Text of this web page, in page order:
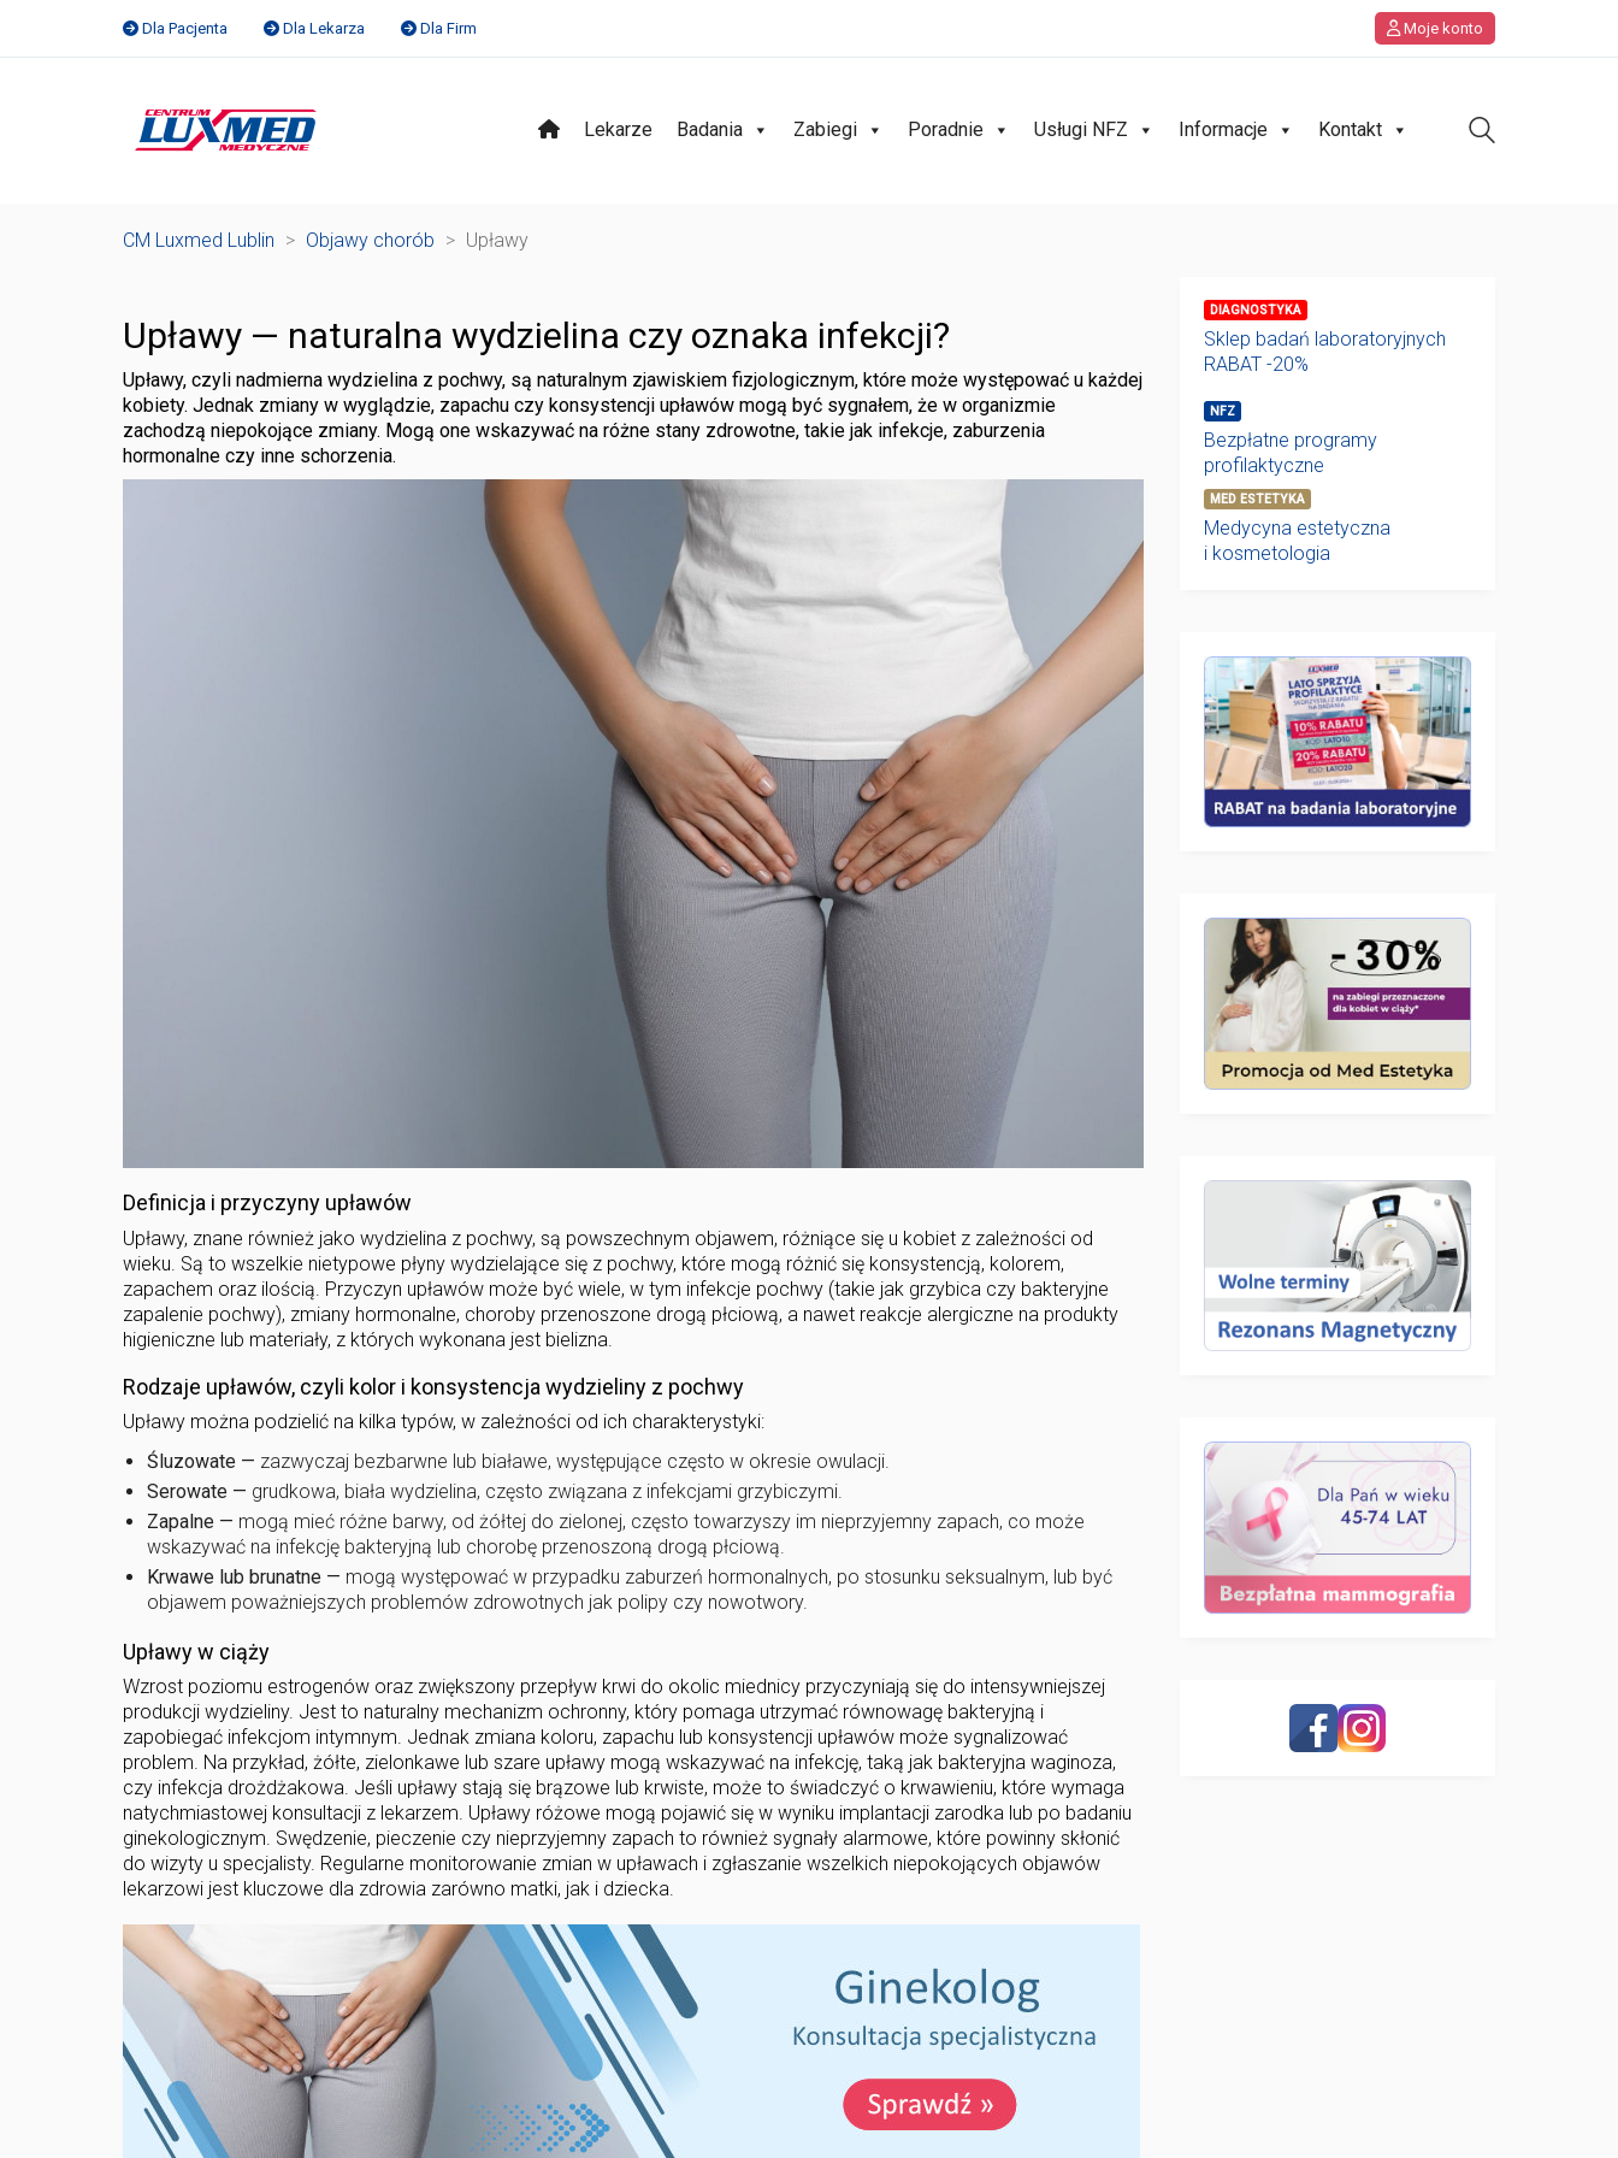
Dla Pacjenta Dla Lekarza Dla Firm Moje konto
Lekarze Badania Zabiegi Poradnie Usługi NFZ Informacje Kontakt
CM Luxmed Lublin > Objawy chorób > Upławy
Upławy — naturalna wydzielina czy oznaka infekcji?
Upławy, czyli nadmierna wydzielina z pochwy, są naturalnym zjawiskiem fizjologicznym, które może występować u każdej
kobiety. Jednak zmiany w wyglądzie, zapachu czy konsystencji upławów mogą być sygnałem, że w organizmie
zachodzą niepokojące zmiany. Mogą one wskazywać na różne stany zdrowotne, takie jak infekcje, zaburzenia
hormonalne czy inne schorzenia.
Definicja i przyczyny upławów
Upławy, znane również jako wydzielina z pochwy, są powszechnym objawem, różniące się u kobiet z zależności od
wieku. Są to wszelkie nietypowe płyny wydzielające się z pochwy, które mogą różnić się konsystencją, kolorem,
zapachem oraz ilością. Przyczyn upławów może być wiele, w tym infekcje pochwy (takie jak grzybica czy bakteryjne
zapalenie pochwy), zmiany hormonalne, choroby przenoszone drogą płciową, a nawet reakcje alergiczne na produkty
higieniczne lub materiały, z których wykonana jest bielizna.
Rodzaje upławów, czyli kolor i konsystencja wydzieliny z pochwy
Upławy można podzielić na kilka typów, w zależności od ich charakterystyki:
Śluzowate — zazwyczaj bezbarwne lub białawe, występujące często w okresie owulacji.
Serowate — grudkowa, biała wydzielina, często związana z infekcjami grzybiczymi.
Zapalne — mogą mieć różne barwy, od żółtej do zielonej, często towarzyszy im nieprzyjemny zapach, co może
wskazywać na infekcję bakteryjną lub chorobę przenoszoną drogą płciową.
Krwawe lub brunatne — mogą występować w przypadku zaburzeń hormonalnych, po stosunku seksualnym, lub być
objawem poważniejszych problemów zdrowotnych jak polipy czy nowotwory.
Upławy w ciąży
Wzrost poziomu estrogenów oraz zwiększony przepływ krwi do okolic miednicy przyczyniają się do intensywniejszej
produkcji wydzieliny. Jest to naturalny mechanizm ochronny, który pomaga utrzymać równowagę bakteryjną i
zapobiegać infekcjom intymnym. Jednak zmiana koloru, zapachu lub konsystencji upławów może sygnalizować
problem. Na przykład, żółte, zielonkawe lub szare upławy mogą wskazywać na infekcję, taką jak bakteryjna waginoza,
czy infekcja drożdżakowa. Jeśli upławy stają się brązowe lub krwiste, może to świadczyć o krwawieniu, które wymaga
natychmiastowej konsultacji z lekarzem. Upławy różowe mogą pojawić się w wyniku implantacji zarodka lub po badaniu
ginekologicznym. Swędzenie, pieczenie czy nieprzyjemny zapach to również sygnały alarmowe, które powinny skłonić
do wizyty u specjalisty. Regularne monitorowanie zmian w upławach i zgłaszanie wszelkich niepokojących objawów
lekarzowi jest kluczowe dla zdrowia zarówno matki, jak i dziecka.
DIAGNOSTYKA
Sklep badań laboratoryjnych
RABAT -20%
NFZ
Bezpłatne programy
profilaktyczne
MED ESTETYKA
Medycyna estetyczna
i kosmetologia